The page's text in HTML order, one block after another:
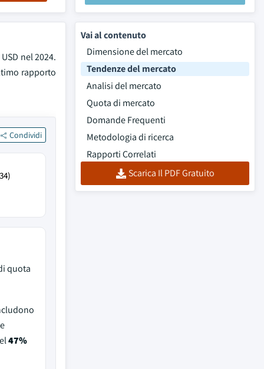
nel 2024.
rapporto
Condividi
quota
47%
Vai al contenuto
Dimensione del mercato
Tendenze del mercato
Analisi del mercato
Quota di mercato
Domande Frequenti
Metodologia di ricerca
Rapporti Correlati
Scarica Il PDF Gratuito